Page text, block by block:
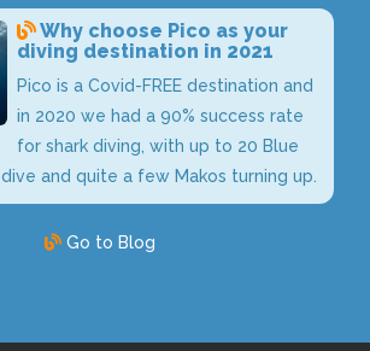
Why choose Pico as your
diving destination in 2021
Pico is a Covid-FREE destination and
in 2020 we had a 90% success rate
for shark diving, with up to 20 Blue
and quite a few Makos turning up.
Go to Blog